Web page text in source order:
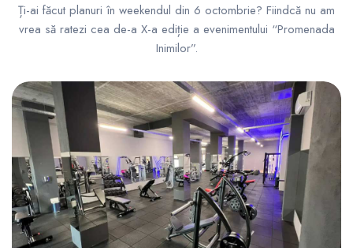
Ți-ai făcut planuri în weekendul din 6 octombrie? Fiindcă nu am
vrea să ratezi cea de-a X-a ediție a evenimentului “Promenada
Inimilor”.